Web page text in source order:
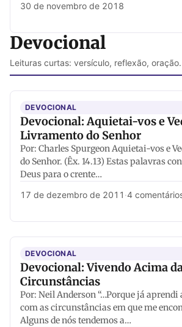
30 de novembro de 2018
Devocional
Leituras curtas: versículo, reflexão, oração.
DEVOCIONAL
Devocional: Aquietai-vos e
Livramento do Senhor
Por: Charles Spurgeon Aquietai-vos e
do Senhor. (Êx. 14.13) Estas palavras
Deus para o crente…
17 de dezembro de 2011 ·4
DEVOCIONAL
Devocional: Vivendo Acima
Circunstâncias
Por: Neil Anderson “…Porque já
com as circunstâncias em que me
Alguns de nós tendemos a…